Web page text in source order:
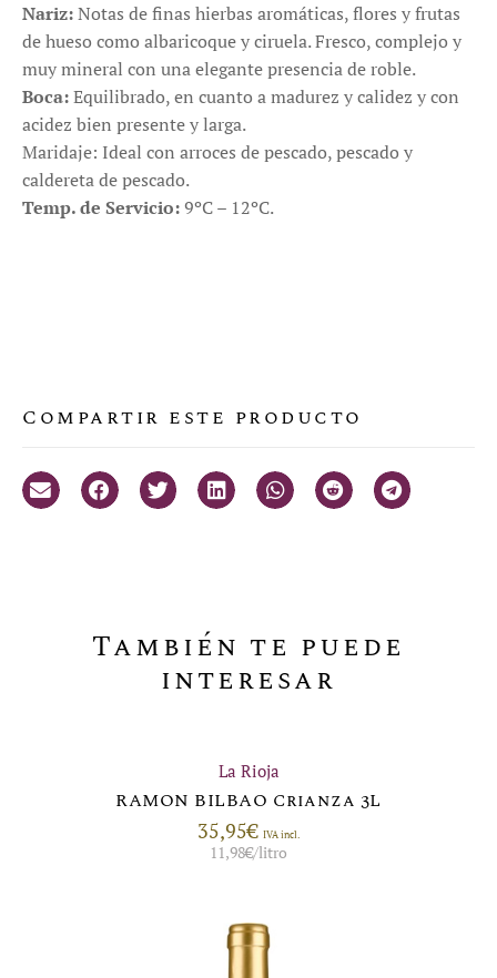
Nariz:Notas de finas hierbas aromáticas, flores y frutas
de hueso como albaricoque y ciruela. Fresco, complejo y
muy mineral con una elegante presencia de roble.
Boca:Equilibrado, en cuanto a madurez y calidez y con
acidez bien presente y larga.
Maridaje: Ideal con arroces de pescado, pescado y
caldereta de pescado.
Temp. de Servicio:9ºC – 12ºC.
Compartir este producto
También te puede
interesar
La Rioja
RAMON BILBAO Crianza 3L
35,95€ IVA incl.
11,98€/litro